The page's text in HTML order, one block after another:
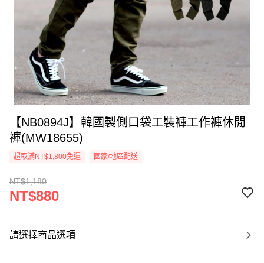
【NB0894J】韓國製側口袋工裝褲工作褲休閒
褲(MW18655)
超取滿NT$1,800免運 國家/地區配送
NT$1,180
NT$880
請選擇商品選項